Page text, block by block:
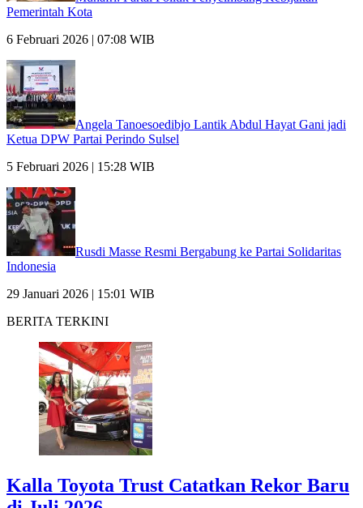
Pemerintah Kota
6 Februari 2026 | 07:08 WIB
Angela Tanoesoedibjo Lantik Abdul Hayat Gani jadi
Ketua DPW Partai Perindo Sulsel
5 Februari 2026 | 15:28 WIB
Rusdi Masse Resmi Bergabung ke Partai Solidaritas
Indonesia
29 Januari 2026 | 15:01 WIB
BERITA TERKINI
Kalla Toyota Trust Catatkan Rekor Baru